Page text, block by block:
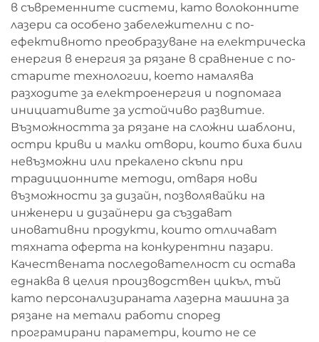
в съвременните системи, като волоконните
лазери са особено забележителни с по-
ефективното преобразуване на електрическа
енергия в енергия за рязане в сравнение с по-
старите технологии, което намалява
разходите за електроенергия и подпомага
инициативите за устойчиво развитие.
Възможността за рязане на сложни шаблони,
остри криви и малки отвори, които биха били
невъзможни или прекалено скъпи при
традиционните методи, отваря нови
възможности за дизайн, позволявайки на
инженери и дизайнери да създават
иновативни продукти, които отличават
тяхната оферта на конкурентни пазари.
Качествената последователност си остава
еднаква в целия производствен цикъл, тъй
като персонализираната лазерна машина за
рязане на метали работи според
програмирани параметри, които не се